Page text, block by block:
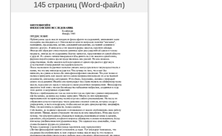
145 страниц (Word-файл)